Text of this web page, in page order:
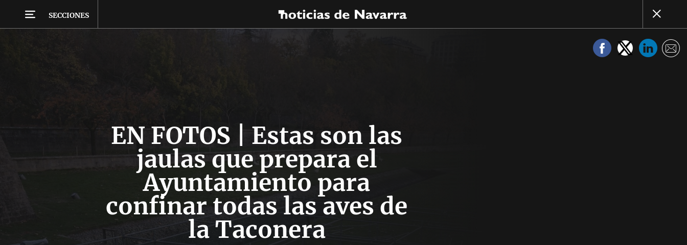
SECCIONES
EN FOTOS | Estas son las
jaulas que prepara el
Ayuntamiento para
confinar todas las aves de
la Taconera